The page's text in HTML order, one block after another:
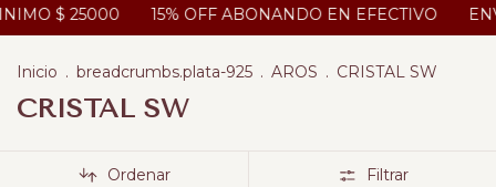
25000 15% OFF ABONANDO EN EFECTIVO ENVIOS A
Inicio . breadcrumbs.plata-925 . AROS . CRISTAL SW
CRISTAL SW
Ordenar Filtrar